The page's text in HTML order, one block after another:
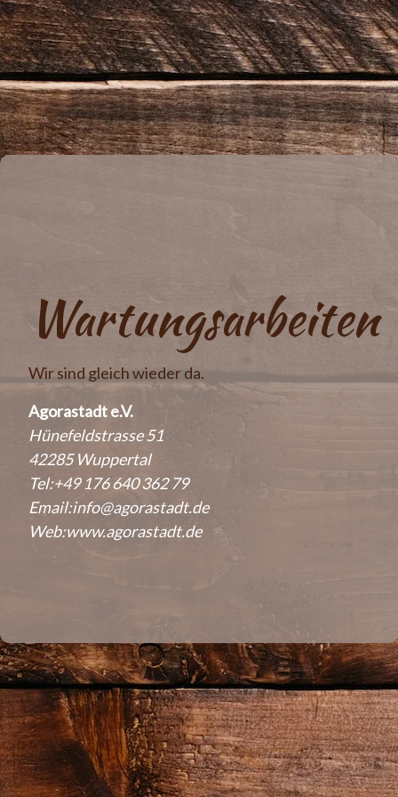
Wartungsarbeiten
Wir sind gleich wieder da.
Agorastadt e.V.
Hünefeldstrasse 51
42285 Wuppertal
Tel:+49 176 640 362 79
Email:info@agorastadt.de
Web:www.agorastadt.de